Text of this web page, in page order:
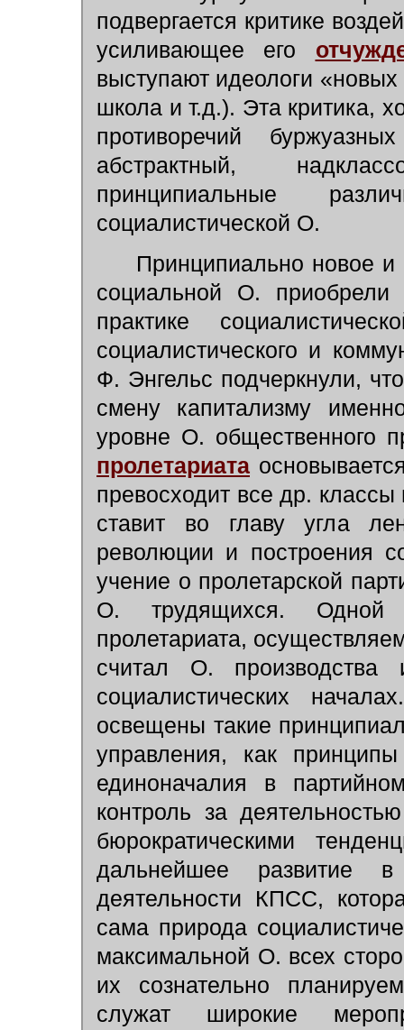
подвергается критике
усиливающее его
выступают идеологи
школа и т.д.). Эта критика,
противоречий
абстрактный,
принципиальные
социалистической О.
Принципиально новое
социальной О. приобрели
практике
социалистического и
Ф. Энгельс подчеркнули,
смену капитализму
уровне О. общественного
пролетариата
превосходит все др.
ставит во главу угла
революции и построения
учение о пролетарской
О. трудящихся. Одной
пролетариата,
считал О.
социалистических
освещены такие
управления, как
единоначалия в
контроль за
бюрократическими
дальнейшее развитие в
деятельности КПСС,
сама природа
максимальной О. всех
их сознательно
служат широкие